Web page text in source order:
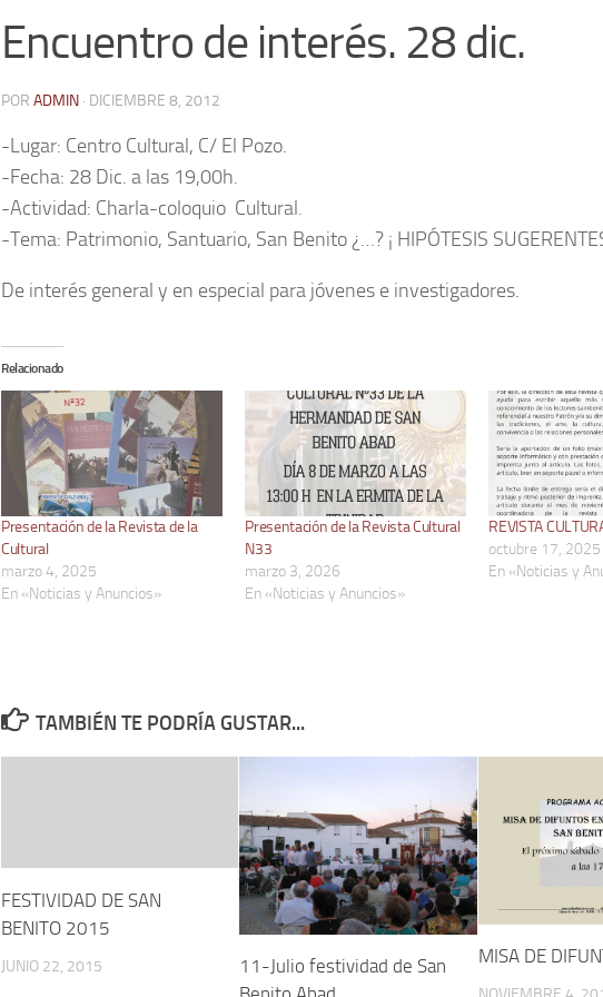
Encuentro de interés. 28 dic.
POR ADMIN · DICIEMBRE 8, 2012
-Lugar: Centro Cultural, C/ El Pozo.
-Fecha: 28 Dic. a las 19,00h.
-Actividad: Charla-coloquio Cultural.
-Tema: Patrimonio, Santuario, San Benito ¿…? ¡ HIPÓTESIS
De interés general y en especial para jóvenes e investigadores.
Relacionado
Presentación de la Revista de la
Cultural
marzo 4, 2025
En «Noticias y Anuncios»
Presentación de la Revista Cultural
N33
marzo 3, 2026
En «Noticias y Anuncios»
REVISTA
octubre 17, 2025
En «Noticias y
TAMBIÉN TE PODRÍA GUSTAR...
FESTIVIDAD DE SAN
BENITO 2015
JUNIO 22, 2015
11-Julio festividad de San
MISA DE